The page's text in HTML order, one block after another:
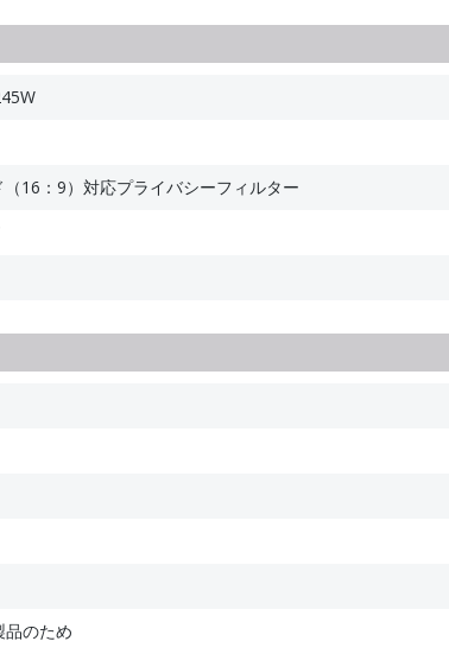
16：9）対応プライバシーフィルター
品のため